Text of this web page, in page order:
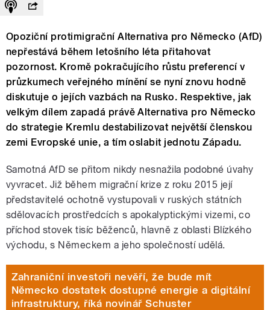
Opoziční protimigrační Alternativa pro Německo (AfD)
nepřestává během letošního léta přitahovat
pozornost. Kromě pokračujícího růstu preferencí v
průzkumech veřejného mínění se nyní znovu hodně
diskutuje o jejích vazbách na Rusko. Respektive, jak
velkým dílem zapadá právě Alternativa pro Německo
do strategie Kremlu destabilizovat největší členskou
zemi Evropské unie, a tím oslabit jednotu Západu.
Samotná AfD se přitom nikdy nesnažila podobné úvahy
vyvracet. Již během migrační krize z roku 2015 její
představitelé ochotně vystupovali v ruských státních
sdělovacích prostředcích s apokalyptickými vizemi, co
příchod stovek tisíc běženců, hlavně z oblasti Blízkého
východu, s Německem a jeho společností udělá.
Zahraniční investoři nevěří, že bude mít
Německo dostatek dostupné energie a digitální
infrastruktury, říká novinář Schuster